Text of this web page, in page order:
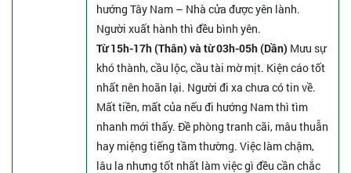
hướng Tây Nam – Nhà cửa được yên lành.
Người xuất hành thì đều bình yên.
Từ 15h-17h (Thân) và từ 03h-05h (Dần) Mưu sự
khó thành, cầu lộc, cầu tài mờ mịt. Kiện cáo tốt
nhất nên hoãn lại. Người đi xa chưa có tin về.
Mất tiền, mất của nếu đi hướng Nam thì tìm
nhanh mới thấy. Đề phòng tranh cãi, mâu thuẫn
hay miệng tiếng tầm thường. Việc làm chậm,
lâu la nhưng tốt nhất làm việc gì đều cần chắc